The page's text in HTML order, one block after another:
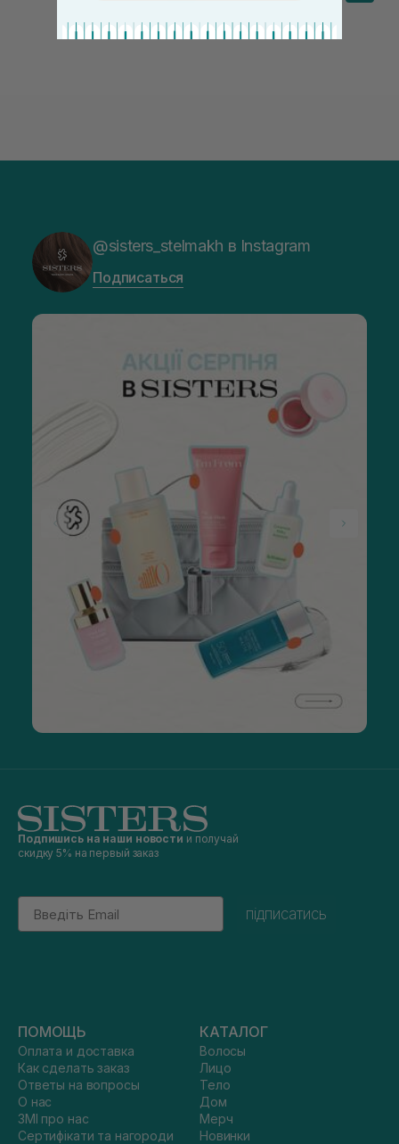
@sisters_stelmakh в Instagram
Подписаться
Подпишись на наши новости и получай
скидку 5% на первый заказ
Email
підписатись
ПОМОЩЬ
Оплата и доставка
Как сделать заказ
Ответы на вопросы
О нас
ЗМІ про нас
Сертифікати та нагороди
КАТАЛОГ
Волосы
Лицо
Тело
Дом
Мерч
Новинки